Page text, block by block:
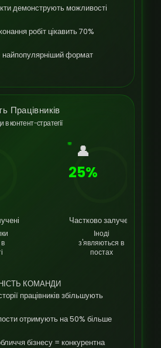
демонструють можливості
робіт цікавить 70%
найпопулярніший формат
Працівників
контент-стратегії
👤
25%
Частково залучені
Іноді
з'являються в
постах
КОМАНДИ
працівників збільшують
отримують на 50% більше
бізнесу = конкурентна